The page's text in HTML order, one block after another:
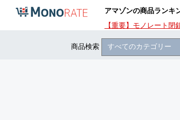
アマゾンの商品ランキ
【重要】モノレート閉
商品検索